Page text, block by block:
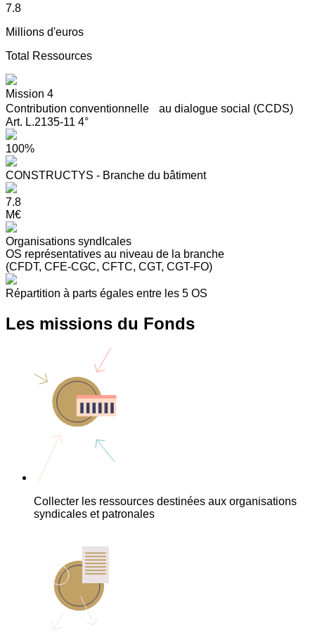
7.8
Millions d'euros
Total Ressources
Mission 4
Contribution conventionnelle au dialogue social (CCDS)
Art. L.2135-11 4°
100%
CONSTRUCTYS - Branche du bâtiment
7.8
M€
Organisations syndIcales
OS représentatives au niveau de la branche
(CFDT, CFE-CGC, CFTC, CGT, CGT-FO)
Répartition à parts égales entre les 5 OS
Les missions du Fonds
Collecter les ressources destinées aux organisations
syndicales et patronales